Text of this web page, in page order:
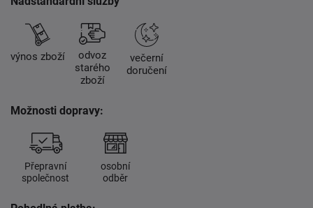
výnos zboží
odvoz
starého
zboží
večerní
doručení
Možnosti dopravy:
Přepravní
společnost
osobní
odběr